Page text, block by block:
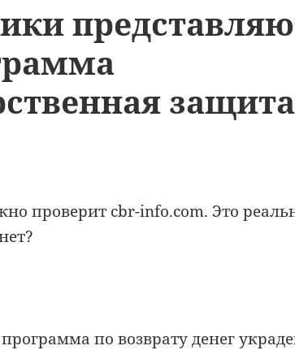
проверит cbr-info.com. Это
программа по возврату денег